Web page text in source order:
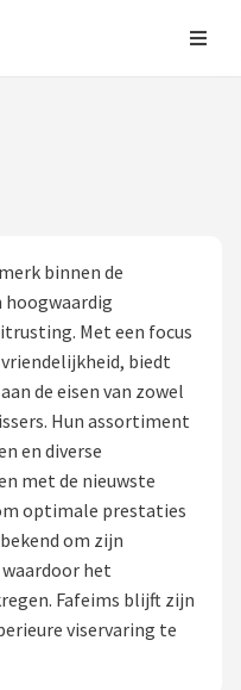
binnen de
hoogwaardig
Met een focus
biedt
de eisen van zowel
Hun assortiment
en diverse
met de nieuwste
optimale prestaties
om zijn
het
Fafeims blijft zijn
viservaring te